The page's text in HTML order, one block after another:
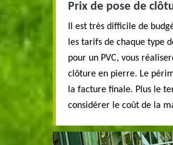
Prix de pose de
Il est très difficile de
les tarifs de chaque type
pour un PVC, vous
clôture en pierre. Le
la facture finale. Plus le
considérer le coût de la